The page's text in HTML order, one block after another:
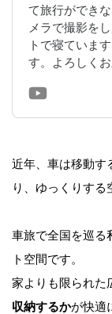
て旅行ができ
メラで撮影を
トで寝ていま
す。よろしくお
近年、車は移動す
り、ゆっくりする
車旅で全国を巡る
ト空間です。
家よりも限られた
収納するかが快適